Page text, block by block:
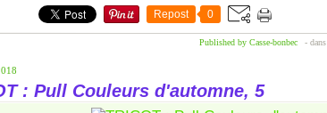
Repost 0
Published by Casse-bonbec - dans
: Pull Couleurs d'automne, 5